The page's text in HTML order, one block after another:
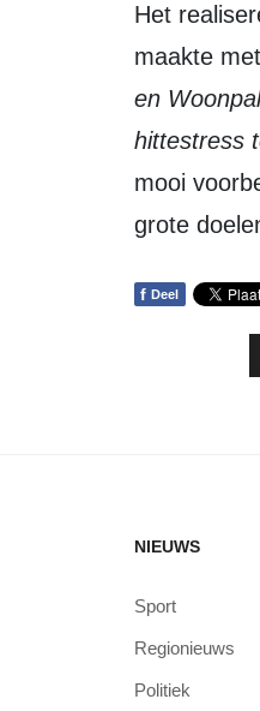
Het
maakte
en
hittestress
mooi
grote
f Deel
NIEUWS
Sport
Regionieuws
Politiek